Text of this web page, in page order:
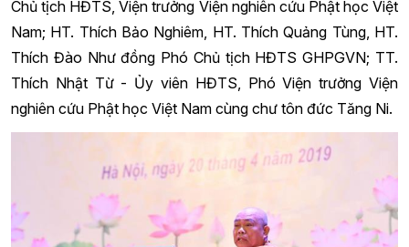
Chủ tịch HĐTS, Viện trưởng Viện nghiên cứu Phật học Việt
Nam; HT. Thích Bảo Nghiêm, HT. Thích Quảng Tùng, HT.
Thích Đào Như đồng Phó Chủ tịch HĐTS GHPGVN; TT.
Thích Nhật Từ - Ủy viên HĐTS, Phó Viện trưởng Viện
nghiên cứu Phật học Việt Nam cùng chư tôn đức Tăng Ni.